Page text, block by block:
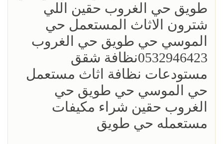
طويق حي الغروب حقين اللي
شترون الاثاث المستعمل حي
الموسي حي طويق حي الغروب
0532946423نظافة شقق
مستودعات نظافة اثاث مستعمل
حي الموسي حي طويق حي
الغروب حقين شراء مكيفات
مستعمله حي طويق